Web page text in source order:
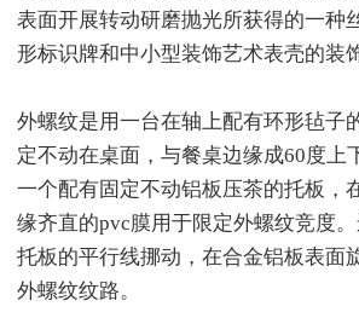
表面开展转动研磨抛光所获得的一种
形标识牌和中小型装饰艺术表壳的装
外螺纹是用一台在轴上配有环形毡子
定不动在桌面，与餐桌边缘成60度上
一个配有固定不动铝板压茶的托板，
缘齐直的pvc膜用于限定外螺纹竞度
托板的平行线挪动，在合金铝板表面
外螺纹纹路。